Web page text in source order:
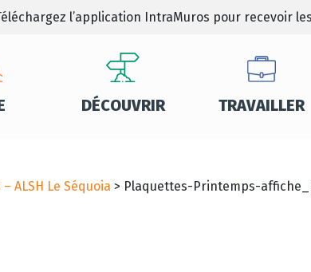
l’application IntraMuros pour recevoir
DÉCOUVRIR TRAVAILLER
ALSH Le Séquoia > Plaquettes-Printemps-